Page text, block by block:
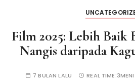
Film 2025: Lebih Baik
Nangis daripada
7 BULAN LALU REAL TIME: